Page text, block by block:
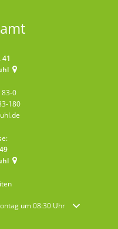
83-0
180
Schließzeiten auszublenden
um 08:30 Uhr